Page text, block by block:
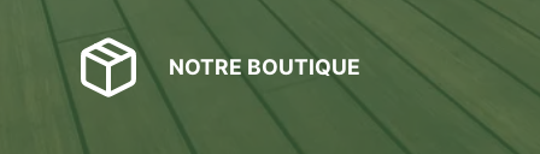
NOTRE BOUTIQUE